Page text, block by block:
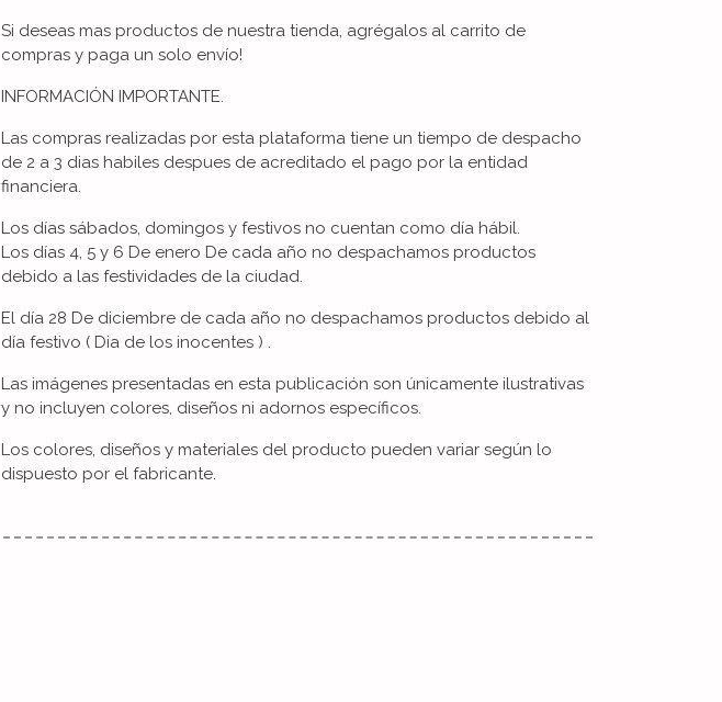
Si deseas mas productos de nuestra tienda, agrégalos al carrito de
compras y paga un solo envío!
INFORMACIÓN IMPORTANTE.
Las compras realizadas por esta plataforma tiene un tiempo de despacho
de 2 a 3 dias habiles despues de acreditado el pago por la entidad
financiera.
Los días sábados, domingos y festivos no cuentan como día hábil.
Los días 4, 5 y 6 De enero De cada año no despachamos productos
debido a las festividades de la ciudad.
El día 28 De diciembre de cada año no despachamos productos debido al
día festivo ( Dia de los inocentes ) .
Las imágenes presentadas en esta publicación son únicamente ilustrativas
y no incluyen colores, diseños ni adornos específicos.
Los colores, diseños y materiales del producto pueden variar según lo
dispuesto por el fabricante.